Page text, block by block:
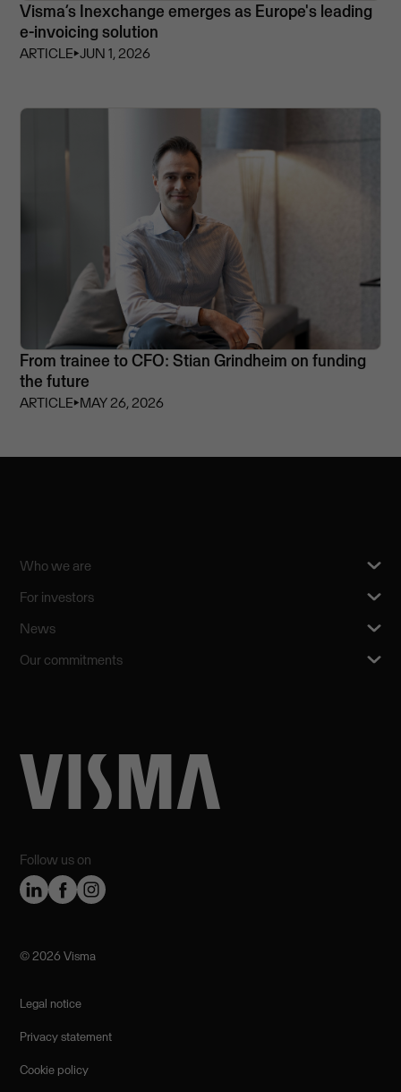
Visma’s Inexchange emerges as Europe's leading
e-invoicing solution
ARTICLE⏵JUN 1, 2026
From trainee to CFO: Stian Grindheim on funding
the future
ARTICLE⏵MAY 26, 2026
Follow us on
Who we are
For investors
News
Our commitments
©️ 2026 Visma
Legal notice
Privacy statement
Cookie policy